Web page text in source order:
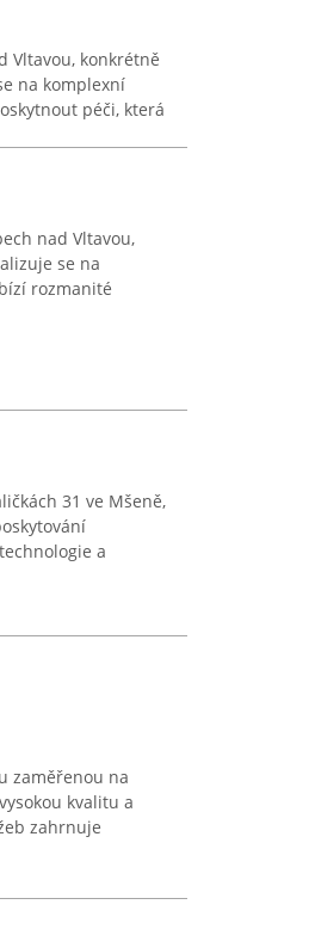
Vltavou, konkrétně
na komplexní
péči, která
nad Vltavou,
se na
rozmanité
31 ve Mšeně,
a
zaměřenou na
kvalitu a
zahrnuje